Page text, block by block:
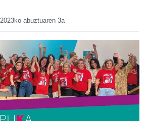
2023ko abuztuaren 3a